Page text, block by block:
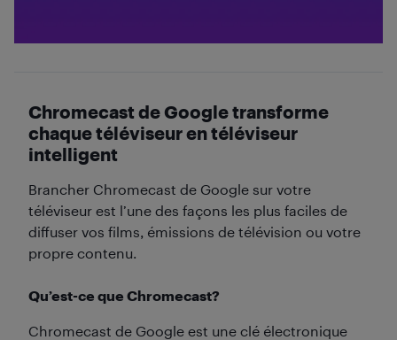
Chromecast de Google transforme
chaque téléviseur en téléviseur
intelligent
Brancher Chromecast de Google sur votre
téléviseur est l’une des façons les plus faciles de
diffuser vos films, émissions de télévision ou votre
propre contenu.
Qu’est-ce que Chromecast?
Chromecast de Google est une clé électronique